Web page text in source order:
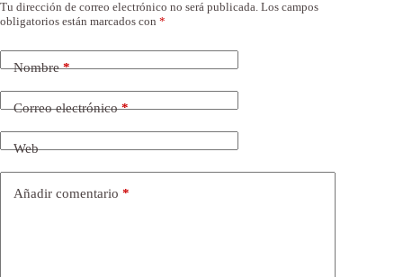
Tu dirección de correo electrónico no será publicada. Los campos
obligatorios están marcados con *
Nombre*
Correo electrónico*
Web
Añadir comentario *